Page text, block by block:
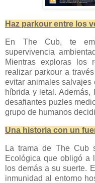
Haz parkour entre los
En The Cub, te
supervivencia
Mientras exploras los
realizar parkour a
evitar animales salvajes
híbrida y letal. Además,
desafiantes puzles
grupo de humanos
Una historia con un
La trama de The Cub
Ecológica que obligó a
los demás a su suerte.
inmunidad al entorno